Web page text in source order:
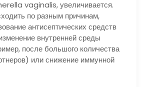
vaginalis, увеличивается.
по разным причинам,
антисептических средств
внутренней среды
после большого количества
или снижение иммунной